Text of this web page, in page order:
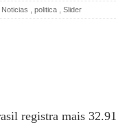
Noticias politica Slider